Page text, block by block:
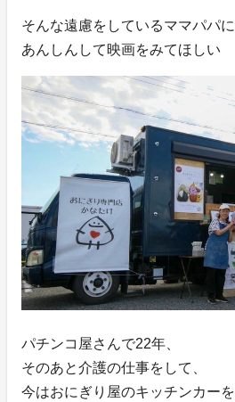
そんな遠慮をしているママパパに
あんしんして映画をみてほしい
パチンコ屋さんで22年、
そのあと介護の仕事をして、
今はおにぎり屋のキッチンカーを